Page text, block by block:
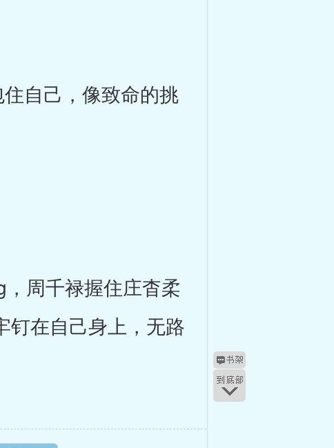
自己，像致命的挑
周千禄握住庄杳柔
钉在自己身上，无路